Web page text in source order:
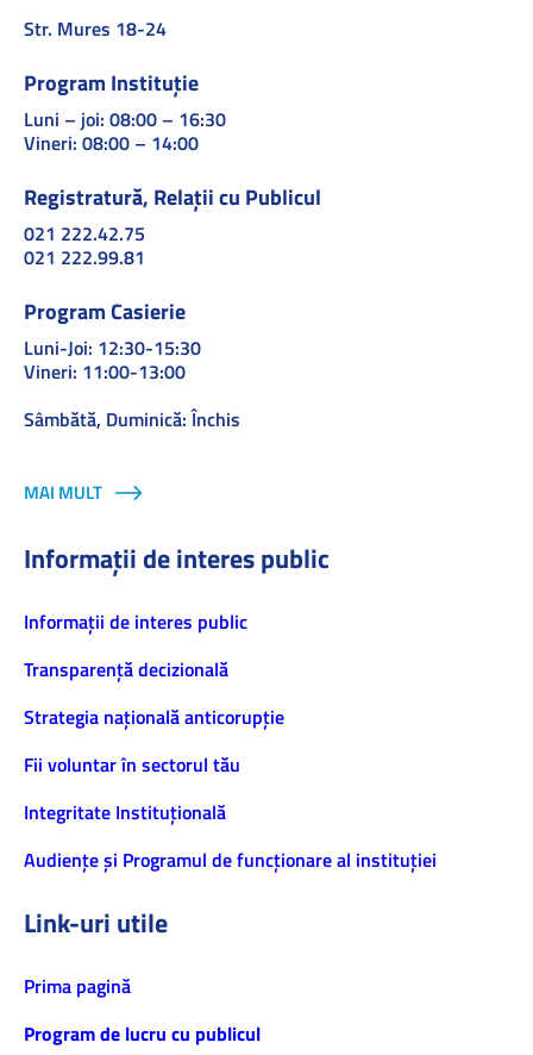
Str. Mures 18-24
Program Instituție
Luni – joi: 08:00 – 16:30
Vineri: 08:00 – 14:00
Registratură, Relații cu Publicul
021 222.42.75
021 222.99.81
Program Casierie
Luni-Joi: 12:30-15:30
Vineri: 11:00-13:00
Sâmbătă, Duminică: Închis
MAI MULT
Informații de interes public
Informaţii de interes public
Transparență decizională
Strategia națională anticorupție
Fii voluntar în sectorul tău
Integritate Instituțională
Audiențe și Programul de funcționare al instituției
Link-uri utile
Prima pagină
Program de lucru cu publicul